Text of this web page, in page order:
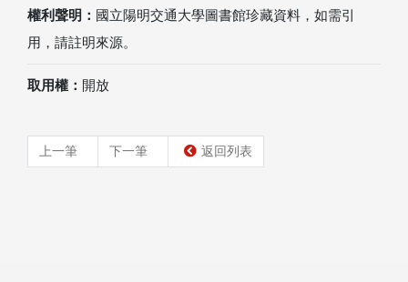
權利聲明： 國立陽明交通大學圖書館珍藏資料，如需引
用，請註明來源。
取用權： 開放
上一筆 下一筆 返回列表